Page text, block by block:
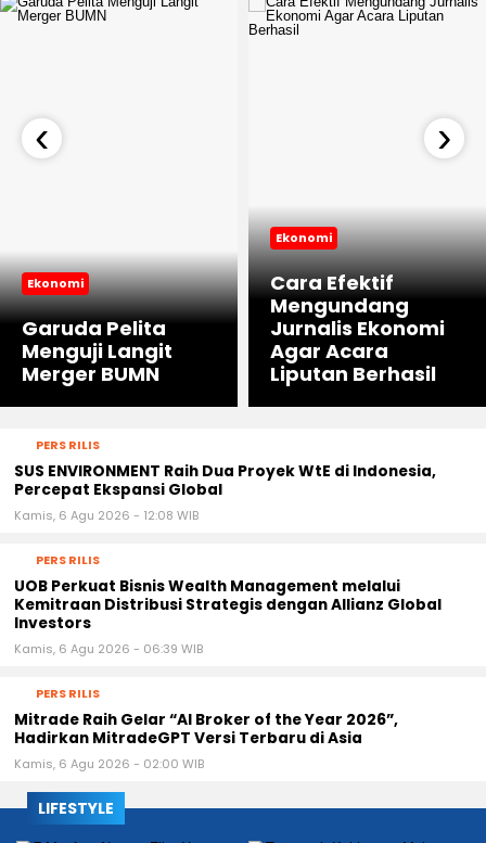
Ekonomi
Garuda Pelita
Menguji Langit
Merger BUMN
Ekonomi
Cara Efektif
Mengundang
Jurnalis Ekonomi
Agar Acara
Liputan Berhasil
‹ ›
PERS RILIS
SUS ENVIRONMENT Raih Dua Proyek WtE di Indonesia,
Percepat Ekspansi Global
Kamis, 6 Agu 2026 - 12:08 WIB
PERS RILIS
UOB Perkuat Bisnis Wealth Management melalui
Kemitraan Distribusi Strategis dengan Allianz Global
Investors
Kamis, 6 Agu 2026 - 06:39 WIB
PERS RILIS
Mitrade Raih Gelar “AI Broker of the Year 2026”,
Hadirkan MitradeGPT Versi Terbaru di Asia
Kamis, 6 Agu 2026 - 02:00 WIB
LIFESTYLE